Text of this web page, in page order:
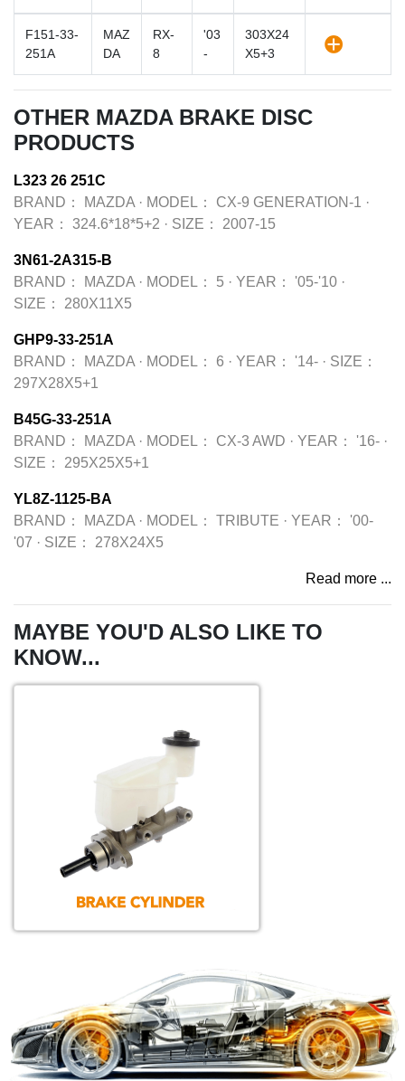
F151-33-
251A
MAZ
DA
RX-
8
'03
-
303X24
X5+3
OTHER MAZDA BRAKE DISC
PRODUCTS
L323 26 251C
BRAND：
MAZDA · MODEL： CX-9 GENERATION-1 ·
YEAR：
324.6*18*5+2 · SIZE： 2007-15
3N61-2A315-B
BRAND：
MAZDA · MODEL： 5 · YEAR： '05-'10 ·
SIZE：
280X11X5
GHP9-33-251A
BRAND：
MAZDA · MODEL： 6 · YEAR： '14- · SIZE：
297X28X5+1
B45G-33-251A
BRAND：
MAZDA · MODEL： CX-3 AWD · YEAR： '16- ·
SIZE：
295X25X5+1
YL8Z-1125-BA
BRAND：
MAZDA · MODEL： TRIBUTE · YEAR：
'00-
'07 · SIZE： 278X24X5
Read more ...
MAYBE YOU'D ALSO LIKE TO
KNOW...